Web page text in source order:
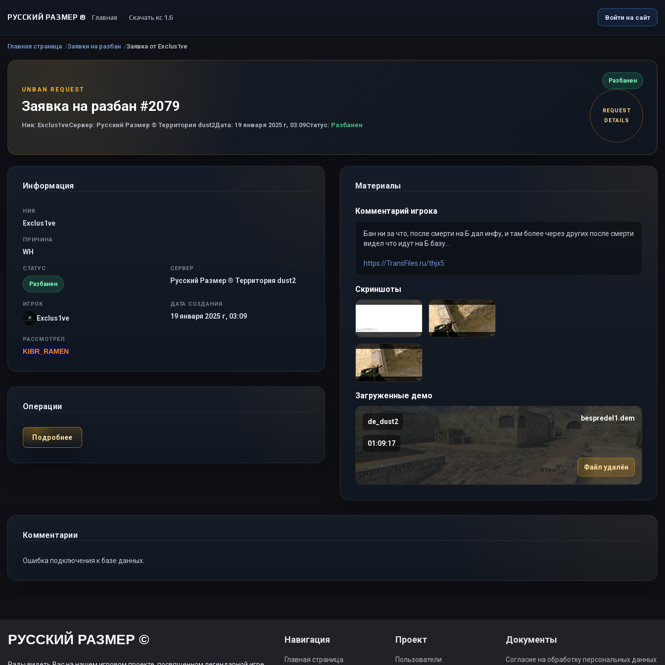
РУССКИЙ РАЗМЕР © Главная Скачать кс 1.6 Войти на сайт
Главная страница Заявки на разбан Заявка от Exclus1ve
UNBAN REQUEST
Заявка на разбан #2079
Ник: Exclus1veСервер: Русский Размер ® Территория dust2Дата: 19 января 2025 г, 03:09Статус: Разбанен
Разбанен
REQUEST
DETAILS
Информация
НИК
Exclus1ve
ПРИЧИНА
WH
СТАТУС
Разбанен
СЕРВЕР
Русский Размер ® Территория dust2
ИГРОК
Exclus1ve
ДАТА СОЗДАНИЯ
19 января 2025 г, 03:09
РАССМОТРЕЛ
KIBR_RAMEN
Операции
Подробнее
Материалы
Комментарий игрока
Бан ни за что, после смерти на Б дал инфу, и там более через других после смерти
видел что идут на Б базу...
https://TransFiles.ru/thjx5
Скриншоты
Загруженные демо
bespredel1.dem
de_dust2
01:09:17
Файл удалён
Комментарии
Ошибка подключения к базе данных.
РУССКИЙ РАЗМЕР © Навигация
Главная страница
Проект
Пользователи
Документы
Согласие на обработку персональных данных